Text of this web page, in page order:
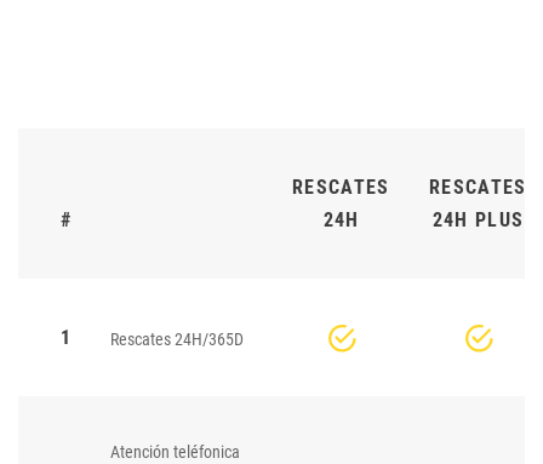
#
RESCATES
24H
RESCATES
24H PLUS
1 Rescates 24H/365D
Atención teléfonica